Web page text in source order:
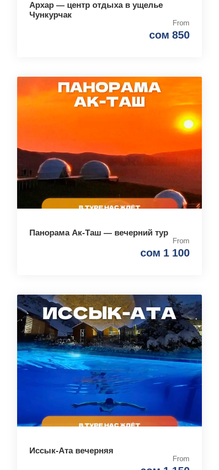
Архар — центр отдыха в ущелье
Чункурчак
From
сом 850
Панорама Ак-Таш — вечерний тур
From
сом 1 100
Иссык-Ата вечерняя
From